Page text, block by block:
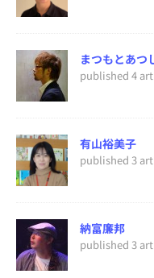
まつもとあつ
published 4
有山裕美子
published 3
納富廉邦
published 3